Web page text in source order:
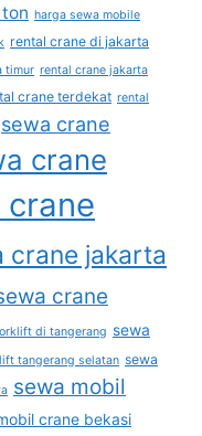
harga sewa mobile
rental crane di jakarta
timur rental crane jakarta
crane terdekat rental
sewa crane
crane
crane
crane jakarta
crane
di tangerang sewa
tangerang selatan sewa
sewa mobil
crane bekasi